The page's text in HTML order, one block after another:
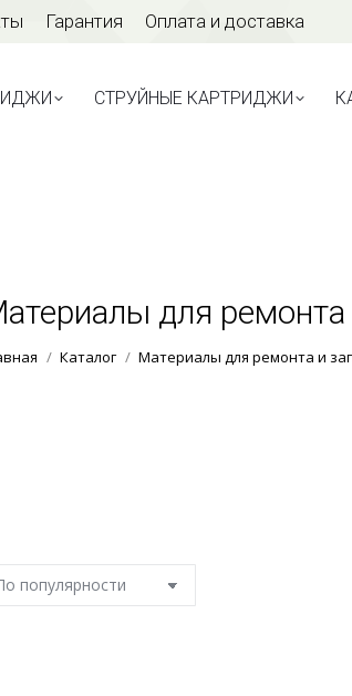
Гарантия Оплата и доставка
СТРУЙНЫЕ КАРТРИДЖИ
для ремонта
Вы здесь:
Каталог Материалы для ремонта и